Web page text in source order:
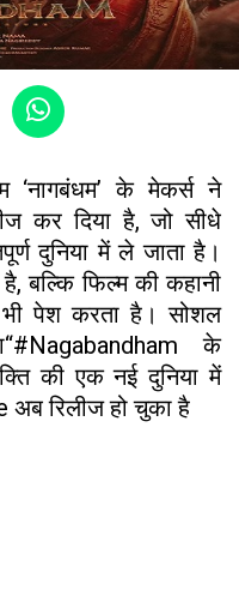
‘नागबंधम’ के मेकर्स ने
कर दिया है, जो सीधे
दुनिया में ले जाता है।
बल्कि फिल्म की कहानी
पेश करता है। सोशल
के
की एक नई दुनिया में
रिलीज हो चुका है